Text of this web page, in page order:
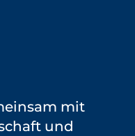
mit
und